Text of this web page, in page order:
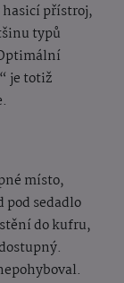
hasicí přístroj,
typů
je totiž
místo,
sedadlo
do kufru,